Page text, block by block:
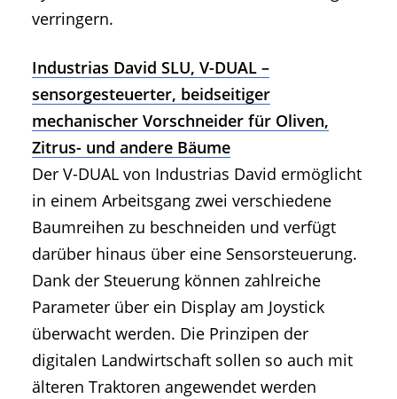
verringern.
Industrias David SLU, V-DUAL –
sensorgesteuerter, beidseitiger
mechanischer Vorschneider für Oliven,
Zitrus- und andere Bäume
Der V-DUAL von Industrias David ermöglicht
in einem Arbeitsgang zwei verschiedene
Baumreihen zu beschneiden und verfügt
darüber hinaus über eine Sensorsteuerung.
Dank der Steuerung können zahlreiche
Parameter über ein Display am Joystick
überwacht werden. Die Prinzipen der
digitalen Landwirtschaft sollen so auch mit
älteren Traktoren angewendet werden